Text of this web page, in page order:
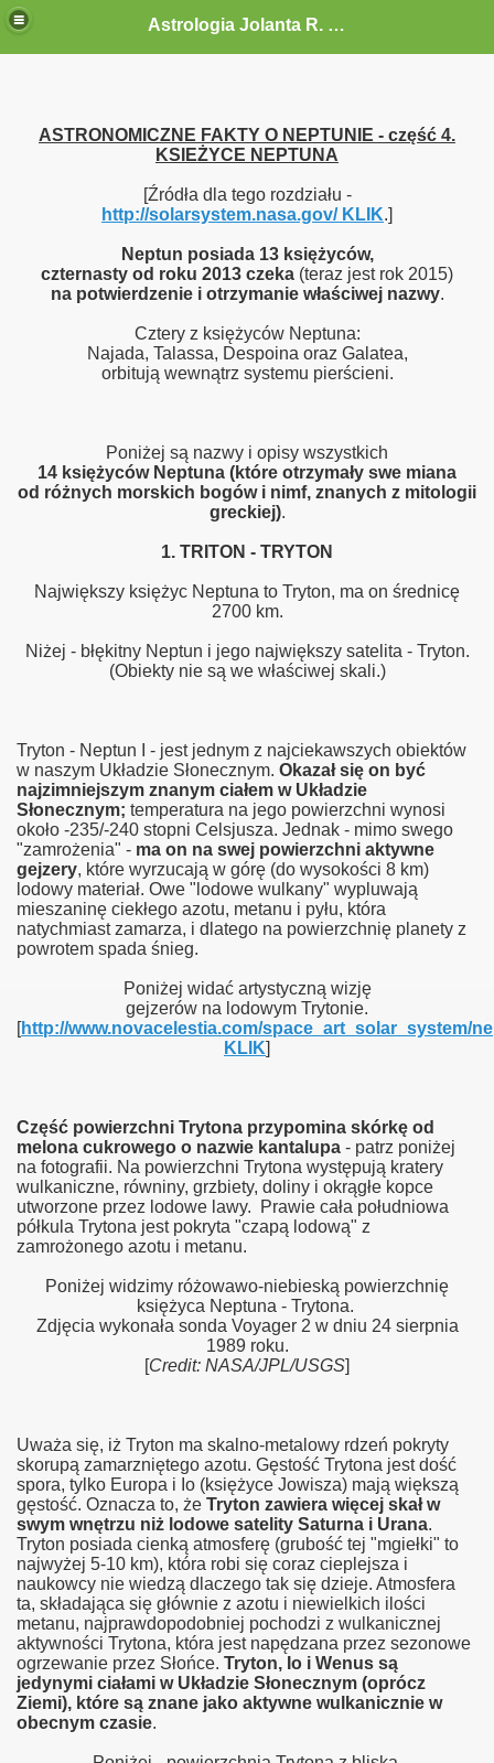
Astrologia Jolanta R. G.-Gołębiewska
ASTRONOMICZNE FAKTY O NEPTUNIE - część 4.
KSIEŻYCE NEPTUNA
[Źródła dla tego rozdziału -
http://solarsystem.nasa.gov/ KLIK.]
Neptun posiada 13 księżyców,
czternasty od roku 2013 czeka (teraz jest rok 2015)
na potwierdzenie i otrzymanie właściwej nazwy.
Cztery z księżyców Neptuna:
Najada, Talassa, Despoina oraz Galatea,
orbitują wewnątrz systemu pierścieni.
Poniżej są nazwy i opisy wszystkich
14 księżyców Neptuna (które otrzymały swe miana
od różnych morskich bogów i nimf, znanych z mitologii
greckiej).
1. TRITON - TRYTON
Największy księżyc Neptuna to Tryton, ma on średnicę
2700 km.
Niżej - błękitny Neptun i jego największy satelita - Tryton.
(Obiekty nie są we właściwej skali.)
Tryton - Neptun I - jest jednym z najciekawszych obiektów
w naszym Układzie Słonecznym. Okazał się on być
najzimniejszym znanym ciałem w Układzie
Słonecznym; temperatura na jego powierzchni wynosi
około -235/-240 stopni Celsjusza. Jednak - mimo swego
"zamrożenia" - ma on na swej powierzchni aktywne
gejzery, które wyrzucają w górę (do wysokości 8 km)
lodowy materiał. Owe "lodowe wulkany" wypluwają
mieszaninę ciekłego azotu, metanu i pyłu, która
natychmiast zamarza, i dlatego na powierzchnię planety z
powrotem spada śnieg.
Poniżej widać artystyczną wizję
gejzerów na lodowym Trytonie.
[http://www.novacelestia.com/space_art_solar_system/
KLIK]
Część powierzchni Trytona przypomina skórkę od
melona cukrowego o nazwie kantalupa - patrz poniżej
na fotografii. Na powierzchni Trytona występują kratery
wulkaniczne, równiny, grzbiety, doliny i okrągłe kopce
utworzone przez lodowe lawy. Prawie cała południowa
półkula Trytona jest pokryta "czapą lodową" z
zamrożonego azotu i metanu.
Poniżej widzimy różowawo-niebieską powierzchnię
księżyca Neptuna - Trytona.
Zdjęcia wykonała sonda Voyager 2 w dniu 24 sierpnia
1989 roku.
[Credit: NASA/JPL/USGS]
Uważa się, iż Tryton ma skalno-metalowy rdzeń pokryty
skorupą zamarzniętego azotu. Gęstość Trytona jest dość
spora, tylko Europa i Io (księżyce Jowisza) mają większą
gęstość. Oznacza to, że Tryton zawiera więcej skał w
swym wnętrzu niż lodowe satelity Saturna i Urana.
Tryton posiada cienką atmosferę (grubość tej "mgiełki" to
najwyżej 5-10 km), która robi się coraz cieplejsza i
naukowcy nie wiedzą dlaczego tak się dzieje. Atmosfera
ta, składająca się głównie z azotu i niewielkich ilości
metanu, najprawdopodobniej pochodzi z wulkanicznej
aktywności Trytona, która jest napędzana przez sezonowe
ogrzewanie przez Słońce. Tryton, Io i Wenus są
jedynymi ciałami w Układzie Słonecznym (oprócz
Ziemi), które są znane jako aktywne wulkanicznie w
obecnym czasie.